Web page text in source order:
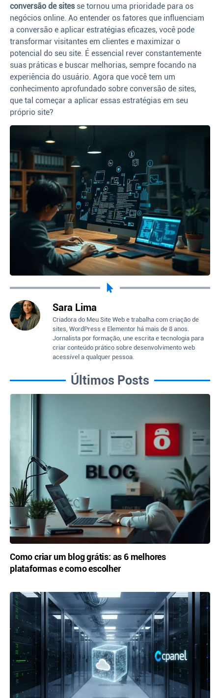
conversão de sitesse tornou uma prioridade para os
negócios online. Ao entender os fatores que influenciam
a conversão e aplicar estratégias eficazes, você pode
transformar visitantes em clientes e maximizar o
potencial do seu site. É essencial rever constantemente
suas práticas e buscar melhorias, sempre focando na
experiência do usuário. Agora que você tem um
conhecimento aprofundado sobre conversão de sites,
que tal começar a aplicar essas estratégias em seu
próprio site?
Sara Lima
Criadora do Meu Site Web e trabalha com criação de
sites, WordPress e Elementor há mais de 8 anos.
Jornalista por formação, une escrita e tecnologia para
criar conteúdo prático sobre desenvolvimento web
acessível a qualquer pessoa.
Últimos Posts
Como criar um blog grátis: as 6 melhores
plataformas e como escolher